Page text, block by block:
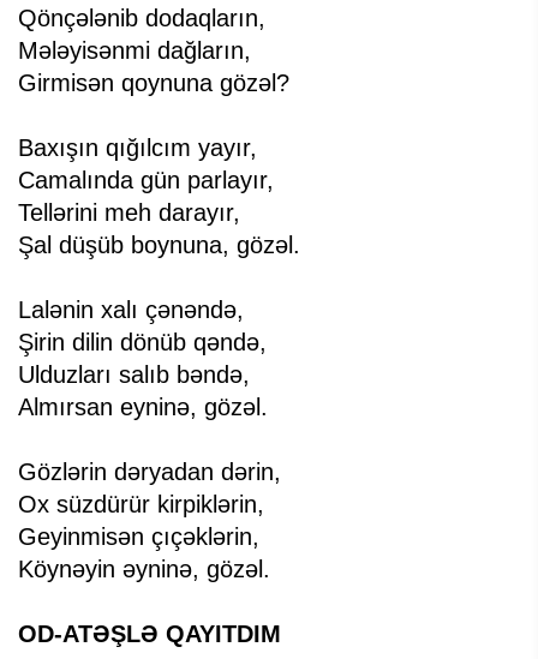
Qönçələnib dodaqların,
Mələyisənmi dağların,
Girmisən qoynuna gözəl?
Baxışın qığılcım yayır,
Camalında gün parlayır,
Tellərini meh darayır,
Şal düşüb boynuna, gözəl.
Lalənin xalı çənəndə,
Şirin dilin dönüb qəndə,
Ulduzları salıb bəndə,
Almırsan eyninə, gözəl.
Gözlərin dəryadan dərin,
Ox süzdürür kirpiklərin,
Geyinmisən çıçəklərin,
Köynəyin əyninə, gözəl.
OD-ATƏŞLƏ QAYITDIM